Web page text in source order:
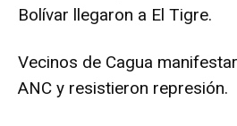
Bolívar llegaron a El Tigre.
Vecinos de Cagua
ANC y resistieron represión.